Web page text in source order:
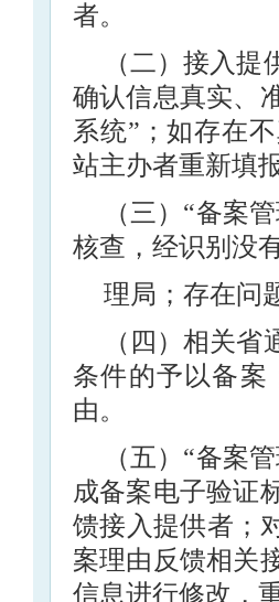
者。
（二）接入
确认信息真实、
系统”；如存在
站主办者重新填
（三）“备案
核查，经识别没
理局；存在问
（四）相关
条件的予以备案
由。
（五）“备案
成备案电子验证
馈接入提供者；
案理由反馈相关
信息进行修改，